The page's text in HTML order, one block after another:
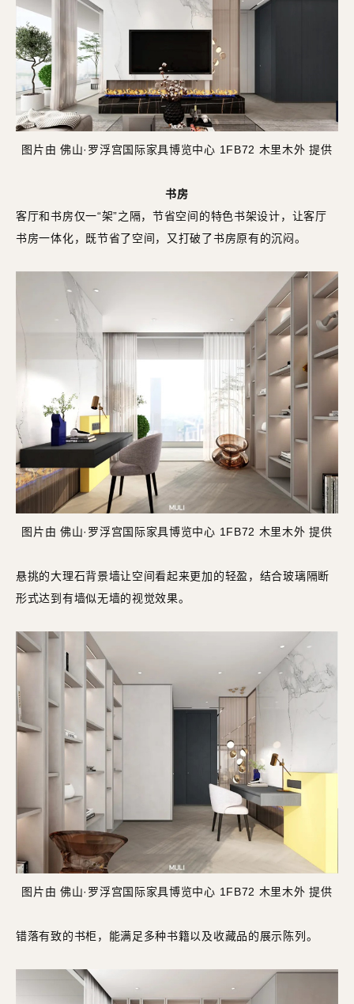
图片由 佛山·罗浮宫国际家具博览中心 1FB72 木里木外 提供
书房
客厅和书房仅一“架”之隔，节省空间的特色书架设计，让客厅
书房一体化，既节省了空间，又打破了书房原有的沉闷。
图片由 佛山·罗浮宫国际家具博览中心 1FB72 木里木外 提供
悬挑的大理石背景墙让空间看起来更加的轻盈，结合玻璃隔断
形式达到有墙似无墙的视觉效果。
图片由 佛山·罗浮宫国际家具博览中心 1FB72 木里木外 提供
错落有致的书柜，能满足多种书籍以及收藏品的展示陈列。